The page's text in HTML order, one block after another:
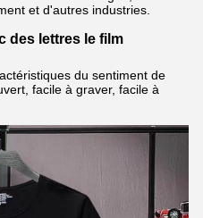
et d'autres industries.
des lettres le film
du sentiment de
facile à graver, facile à